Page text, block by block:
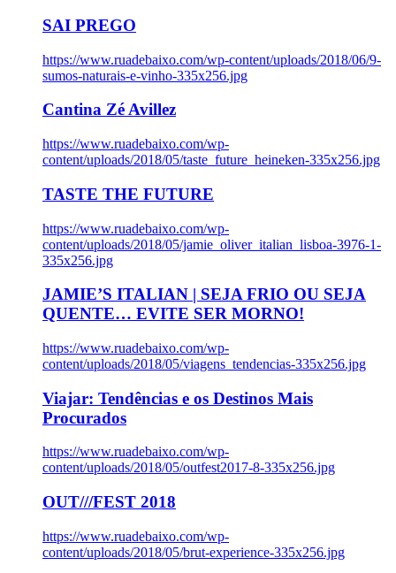
SAI PREGO
https://www.ruadebaixo.com/wp-content/uploads/2018/06/9-
sumos-naturais-e-vinho-335x256.jpg
Cantina Zé Avillez
https://www.ruadebaixo.com/wp-
content/uploads/2018/05/taste_future_heineken-335x256.jpg
TASTE THE FUTURE
https://www.ruadebaixo.com/wp-
content/uploads/2018/05/jamie_oliver_italian_lisboa-3976-1-
335x256.jpg
JAMIE’S ITALIAN | SEJA FRIO OU SEJA
QUENTE… EVITE SER MORNO!
https://www.ruadebaixo.com/wp-
content/uploads/2018/05/viagens_tendencias-335x256.jpg
Viajar: Tendências e os Destinos Mais
Procurados
https://www.ruadebaixo.com/wp-
content/uploads/2018/05/outfest2017-8-335x256.jpg
OUT///FEST 2018
https://www.ruadebaixo.com/wp-
content/uploads/2018/05/brut-experience-335x256.jpg